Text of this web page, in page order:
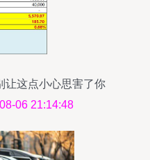
让这点小心思害了你
06 21:14:48